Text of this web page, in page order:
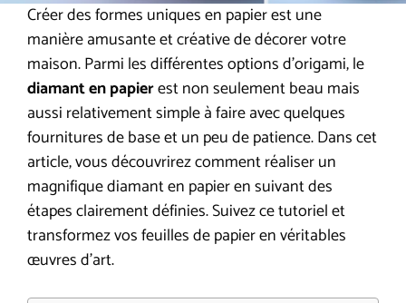
Créer des formes uniques en papier est une
manière amusante et créative de décorer votre
maison. Parmi les différentes options d’origami, le
diamant en papierest non seulement beau mais
aussi relativement simple à faire avec quelques
fournitures de base et un peu de patience. Dans cet
article, vous découvrirez comment réaliser un
magnifique diamant en papier en suivant des
étapes clairement définies. Suivez ce tutoriel et
transformez vos feuilles de papier en véritables
œuvres d’art.